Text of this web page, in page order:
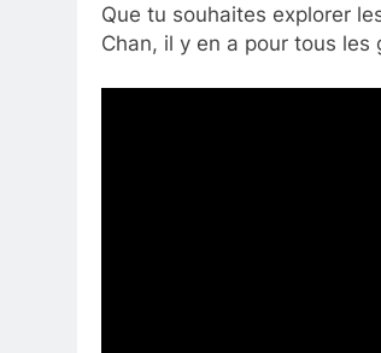
Que tu souhaites explorer
Chan, il y en a pour tous